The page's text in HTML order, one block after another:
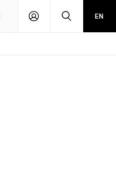
PŘIHLÁSIT HLEDATEN